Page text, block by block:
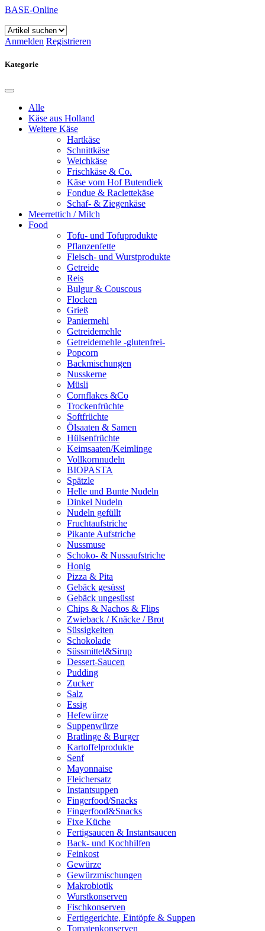
BASE-Online
Anmelden Registrieren
Kategorie
Alle
Käse aus Holland
Weitere Käse
Hartkäse
Schnittkäse
Weichkäse
Frischkäse & Co.
Käse vom Hof Butendiek
Fondue & Raclettekäse
Schaf- & Ziegenkäse
Meerrettich / Milch
Food
Tofu- und Tofuprodukte
Pflanzenfette
Fleisch- und Wurstprodukte
Getreide
Reis
Bulgur & Couscous
Flocken
Grieß
Paniermehl
Getreidemehle
Getreidemehle -glutenfrei-
Popcorn
Backmischungen
Nusskerne
Müsli
Cornflakes &Co
Trockenfrüchte
Softfrüchte
Ölsaaten & Samen
Hülsenfrüchte
Keimsaaten/Keimlinge
Vollkornnudeln
BIOPASTA
Spätzle
Helle und Bunte Nudeln
Dinkel Nudeln
Nudeln gefüllt
Fruchtaufstriche
Pikante Aufstriche
Nussmuse
Schoko- & Nussaufstriche
Honig
Pizza & Pita
Gebäck gesüsst
Gebäck ungesüsst
Chips & Nachos & Flips
Zwieback / Knäcke / Brot
Süssigkeiten
Schokolade
Süssmittel&Sirup
Dessert-Saucen
Pudding
Zucker
Salz
Essig
Hefewürze
Suppenwürze
Bratlinge & Burger
Kartoffelprodukte
Senf
Mayonnaise
Fleichersatz
Instantsuppen
Fingerfood/Snacks
Fingerfood&Snacks
Fixe Küche
Fertigsaucen & Instantsaucen
Back- und Kochhilfen
Feinkost
Gewürze
Gewürzmischungen
Makrobiotik
Wurstkonserven
Fischkonserven
Fertiggerichte, Eintöpfe & Suppen
Tomatenkonserven